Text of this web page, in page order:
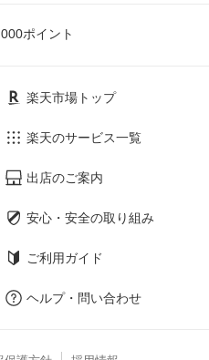
ポイント
楽天市場トップ
楽天のサービス一覧
出店のご案内
安心・安全の取り組み
ご利用ガイド
ヘルプ・問い合わせ